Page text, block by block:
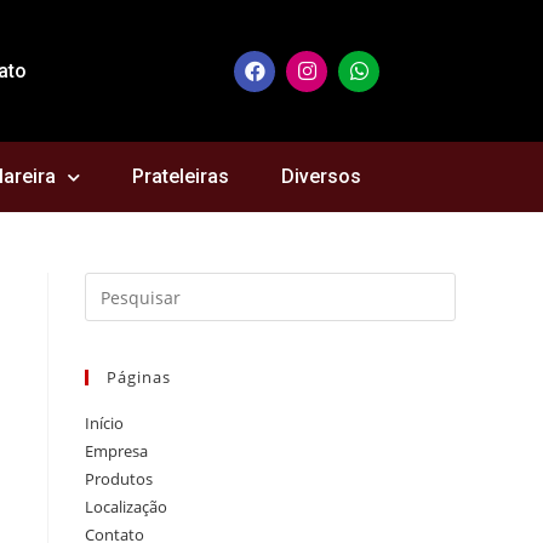
Prateleiras Diversos
Páginas
Início
Empresa
Produtos
Localização
Contato